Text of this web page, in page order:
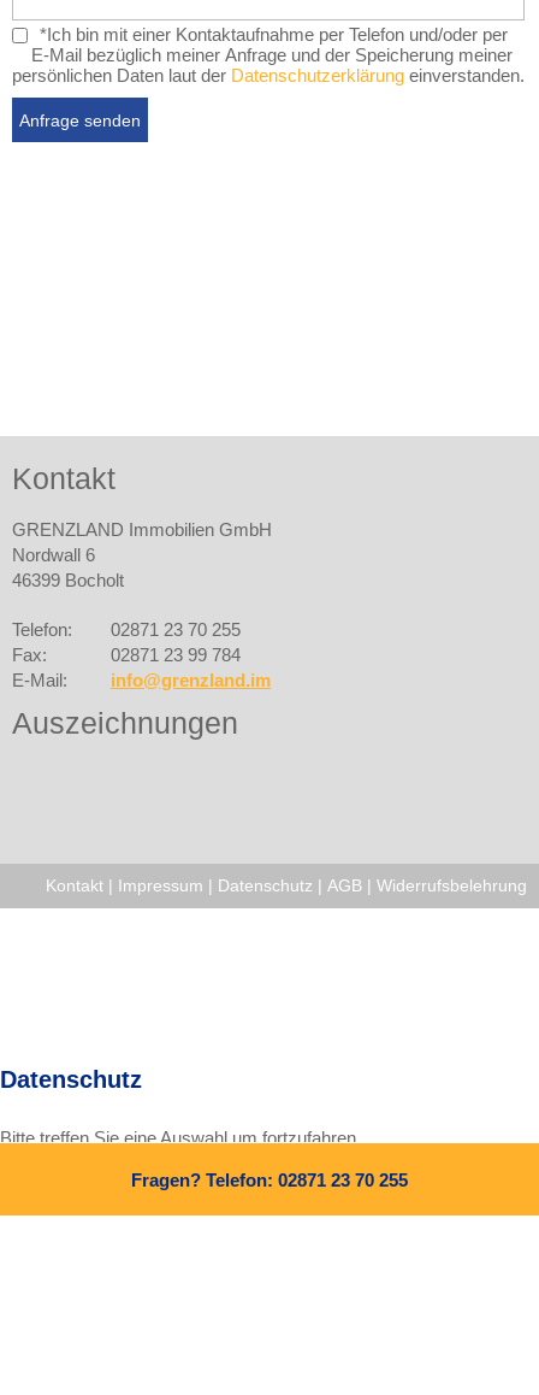
*Ich bin mit einer Kontaktaufnahme per Telefon und/oder per
E-Mail bezüglich meiner Anfrage und der Speicherung meiner
persönlichen Daten laut der Datenschutzerklärung einverstanden.
Kontakt
GRENZLAND Immobilien GmbH
Nordwall 6
46399 Bocholt
Telefon:
02871 23 70 255
Fax:
02871 23 99 784
E-Mail:
info@grenzland.im
Auszeichnungen
Kontakt | Impressum | Datenschutz | AGB | Widerrufsbelehrung
Fragen? Telefon: 02871 23 70 255
Datenschutz
Bitte treffen Sie eine Auswahl um fortzufahren.
Alle Cookies und Skripte zulassen